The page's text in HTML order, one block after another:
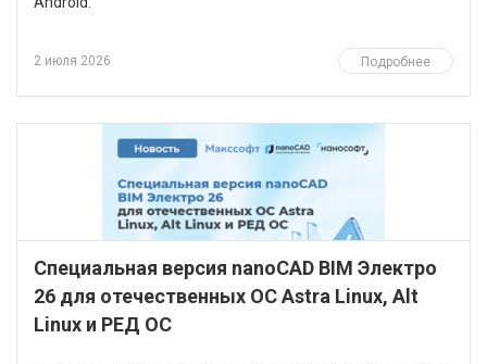
2 июля 2026 Подробнее
Специальная версия nanoCAD BIM Электро
26 для отечественных ОС Astra Linux, Alt
Linux и РЕД ОС